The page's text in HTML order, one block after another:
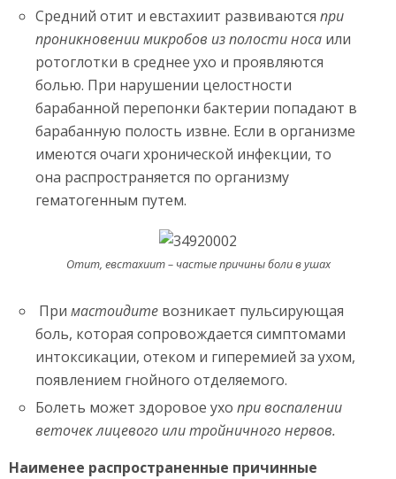
Средний отит и евстахиит развиваютсяпри
проникновении микробов из полости носа или
ротоглотки в среднее ухо и проявляются
болью. При нарушении целостности
барабанной перепонки бактерии попадают в
барабанную полость извне. Если в организме
имеются очаги хронической инфекции, то
она распространяется по организму
гематогенным путем.
Отит, евстахиит – частые причины боли в ушах
Примастоидите возникает пульсирующая
боль, которая сопровождается симптомами
интоксикации, отеком и гиперемией за ухом,
появлением гнойного отделяемого.
Болеть может здоровое ухо при воспалении
веточек лицевого или тройничного нервов.
Наименее распространенные причинные